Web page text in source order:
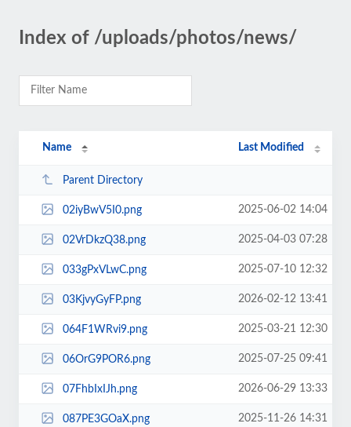
Index of /uploads/photos/news/
Name Last Modified
Parent Directory
02iyBwV5I0.png 2025-06-02 14:04
02VrDkzQ38.png 2025-04-03 07:28
033gPxVLwC.png 2025-07-10 12:32
03KjvyGyFP.png 2026-02-12 13:41
064F1WRvi9.png 2025-03-21 12:30
06OrG9POR6.png 2025-07-25 09:41
07FhbIxIJh.png 2026-06-29 13:33
087PE3GOaX.png 2025-11-26 14:31